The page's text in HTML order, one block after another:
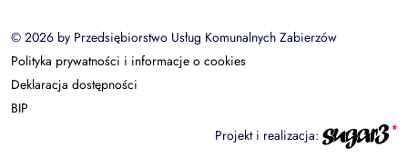
© 2026 by Przedsiębiorstwo Usług Komunalnych Zabierzów
Polityka prywatności i informacje o cookies
Deklaracja dostępności
BIP
Projekt i realizacja: